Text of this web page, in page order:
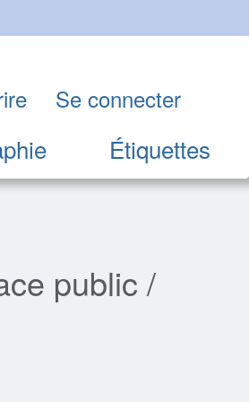
Étiquettes
Se connecter
public /